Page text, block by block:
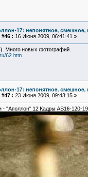
17: непонятное, смешное,
#46 : 16 Июня 2009, 06:41:41 »
Много новых фотографий.
62.htm
17: непонятное, смешное,
#47 : 23 Июня 2009, 09:43:15 »
- "Аполлон" 12 Кадры AS16-120-